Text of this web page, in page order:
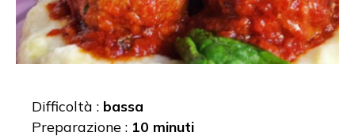
Difficoltà : bassa
Preparazione : 10 minuti